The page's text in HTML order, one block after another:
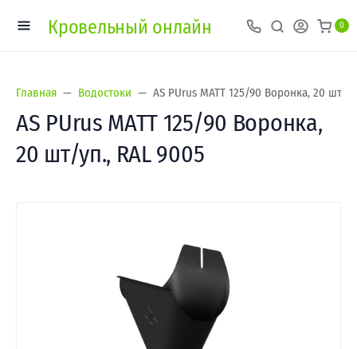
Кровельный онлайн 0
Главная Водостоки AS PUrus MATT 125/90 Воронка, 20 шт/
AS PUrus MATT 125/90 Воронка,
20 шт/уп., RAL 9005